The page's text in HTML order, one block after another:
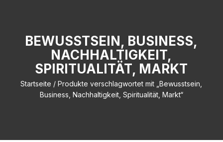
BEWUSSTSEIN, BUSINESS,
NACHHALTIGKEIT,
SPIRITUALITÄT, MARKT
Startseite / Produkte verschlagwortet mit „Bewusstsein,
Business, Nachhaltigkeit, Spiritualität, Markt“